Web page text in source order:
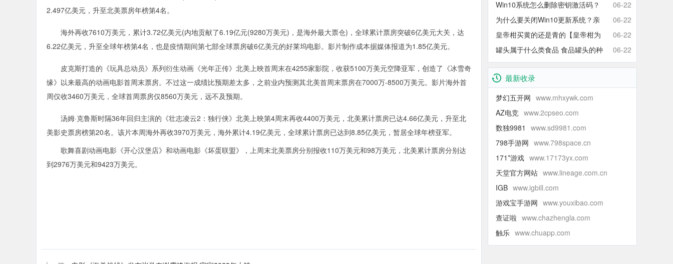
2.497亿美元，升至北美票房年榜第4名。
海外再收7610万美元，累计3.72亿美元(内地贡献了6.19亿元(9280万美元)，是海外最大票仓)，全球累计票房突破6亿美元大关，达
6.22亿美元，升至全球年榜第4名，也是疫情期间第七部全球票房破6亿美元的好莱坞电影。影片制作成本据媒体报道为1.85亿美元。
皮克斯打造的《玩具总动员》系列衍生动画《光年正传》北美上映首周末在4255家影院，收获5100万美元空降亚军，创造了《冰雪奇
缘》以来最高的动画电影首周末票房。不过这一成绩比预期差太多，之前业内预测其北美首周末票房在7000万-8500万美元。影片海外首
周仅收3460万美元，全球首周票房仅8560万美元，远不及预期。
汤姆·克鲁斯时隔36年回归主演的《壮志凌云2：独行侠》北美上映第4周末再收4400万美元，北美累计票房已达4.66亿美元，升至北
美影史票房榜第20名。该片本周海外再收3970万美元，海外累计4.19亿美元，全球累计票房已达到8.85亿美元，暂居全球年榜亚军。
歌舞喜剧动画电影《开心汉堡店》和动画电影《坏蛋联盟》，上周末北美票房分别报收110万美元和98万美元，北美累计票房分别达
到2976万美元和9423万美元。
彻底关闭Windows Defender方法
Win10系统怎么删除密钥激活码？
Win10卸载激活密钥的操作方法
06-22
为什么要关闭Win10更新系统？亲
测有效的Win10关闭自动更新方法
06-22
皇帝柑买黄的还是青的【皇帝柑为
什么青的还那么甜】
06-22
罐头属于什么类食品 食品罐头的种
类有哪些
06-22
最新收录
梦幻五开网 www.mhxywk.com
AZ电竞 www.2cpseo.com
数独9981
www.sd9981.com
798手游网 www.798space.cn
171*游戏 www.17173yx.com
天堂官方网站 www.lineage.com.cn
IGB www.igbill.com
游戏宝手游网 www.youxibao.com
查证啦 www.chazhengla.com
触乐 www.chuapp.com